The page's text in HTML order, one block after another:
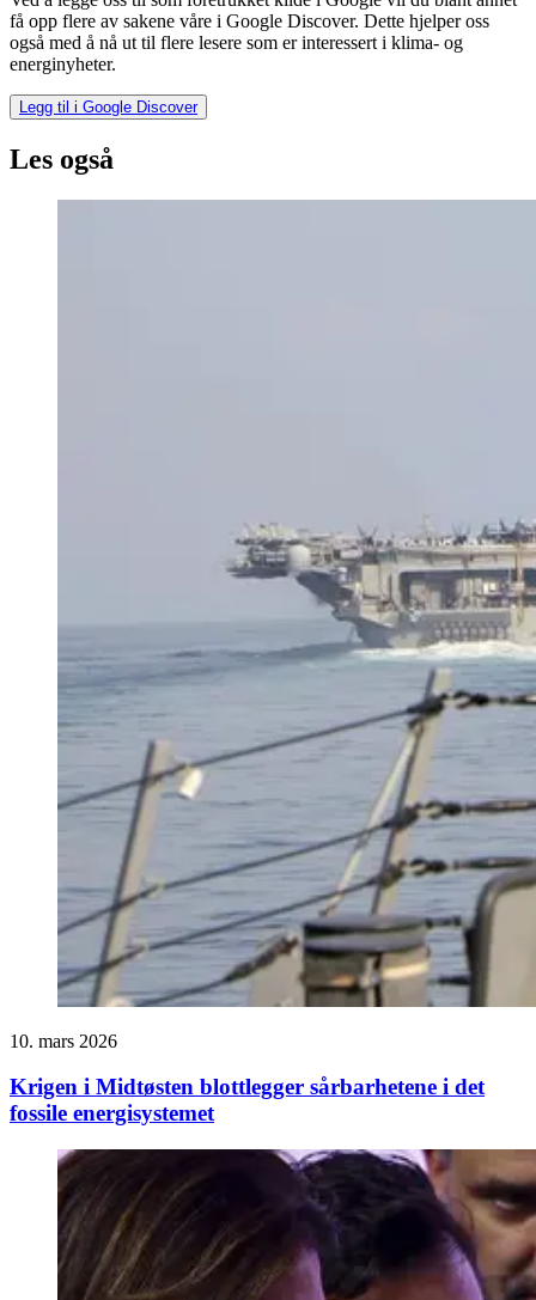
få opp flere av sakene våre i Google Discover. Dette hjelper oss
også med å nå ut til flere lesere som er interessert i klima- og
energinyheter.
Legg til i Google Discover
Les også
10. mars 2026
Krigen i Midtøsten blottlegger sårbarhetene i det
fossile energisystemet